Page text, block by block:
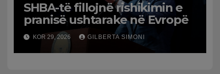
SHBA-të fillojnë rishikimin e
pranisë ushtarake në Evropë
KOR 29, 2026 GILBERTA SIMONI